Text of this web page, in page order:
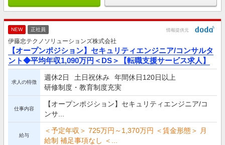
NEW 正社員 情報提供元
伊藤忠テクノソリューションズ株式会社
【オープンポジション】セキュリティエンジニア/コンサルタ
ント◆平均年収1,090万円＜DS＞【転職支援サービス求人】
求人の特徴
週休2日 土日祝休み
年間休日120日以上
研修制度・教育制度充実
仕事内容
【オープンポジション】セキュリティエンジニア/コ
ンサ...
給与
＜予定年収＞ 725万円～1,370万円 ＜賃金形態＞ 月
給制 補足事項なし ＜...